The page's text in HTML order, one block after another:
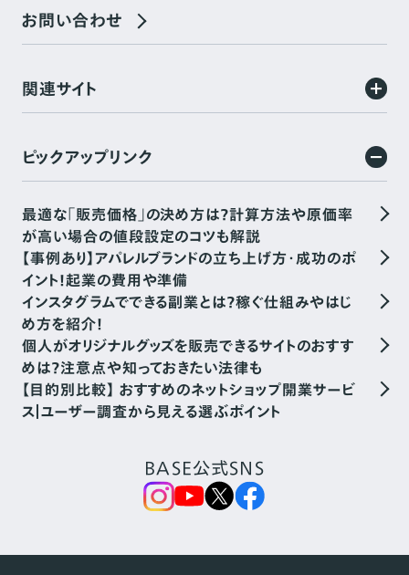
お問い合わせ
関連サイト
ピックアップリンク
最適な「販売価格」の決め方は？計算方法や原価率
が高い場合の値段設定のコツも解説
【事例あり】アパレルブランドの立ち上げ方・成功のポ
イント！起業の費用や準備
インスタグラムでできる副業とは？稼ぐ仕組みやはじ
め方を紹介！
個人がオリジナルグッズを販売できるサイトのおすす
めは？注意点や知っておきたい法律も
【目的別比較】 おすすめのネットショップ開業サービ
ス｜ユーザー調査から見える選ぶポイント
BASE公式SNS